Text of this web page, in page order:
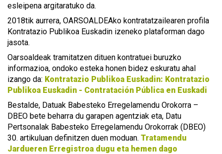
esleipena argitaratuko da.
2018tik aurrera, OARSOALDEAko kontratatzailearen profila
Kontratazio Publikoa Euskadin izeneko plataforman dago
jasota.
Oarsoaldeak tramitatzen dituen kontratuei buruzko
informazioa, ondoko esteka honen bidez eskuratu ahal
izango da: Kontratazio Publikoa Euskadin: Kontratazio
Publikoa Euskadin - Contratación Pública en Euskadi
Bestalde, Datuak Babesteko Erregelamendu Orokorra –
DBEO bete beharra du garapen agentziak eta, Datu
Pertsonalak Babesteko Erregelamendu Orokorrak (DBEO)
30. artikuluan definitzen duen moduan. Tratamendu
Jardueren Erregistroa dugu eta hemen dago